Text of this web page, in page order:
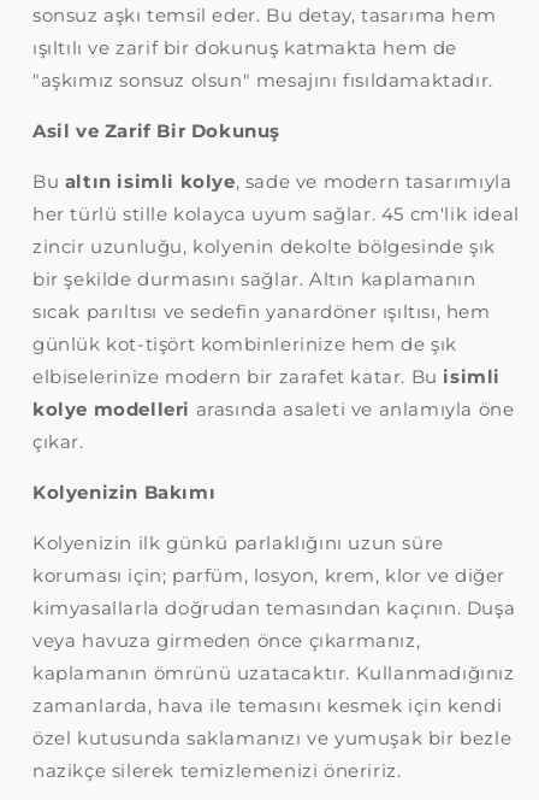
sonsuz aşkı temsil eder. Bu detay, tasarıma hem
ışıltılı ve zarif bir dokunuş katmakta hem de
"aşkımız sonsuz olsun" mesajını fısıldamaktadır.
Asil ve Zarif Bir Dokunuş
Bu altın isimli kolye, sade ve modern tasarımıyla
her türlü stille kolayca uyum sağlar. 45 cm'lik ideal
zincir uzunluğu, kolyenin dekolte bölgesinde şık
bir şekilde durmasını sağlar. Altın kaplamanın
sıcak parıltısı ve sedefin yanardöner ışıltısı, hem
günlük kot-tişört kombinlerinize hem de şık
elbiselerinize modern bir zarafet katar. Bu isimli
kolye modelleri arasında asaleti ve anlamıyla öne
çıkar.
Kolyenizin Bakımı
Kolyenizin ilk günkü parlaklığını uzun süre
koruması için; parfüm, losyon, krem, klor ve diğer
kimyasallarla doğrudan temasından kaçının. Duşa
veya havuza girmeden önce çıkarmanız,
kaplamanın ömrünü uzatacaktır. Kullanmadığınız
zamanlarda, hava ile temasını kesmek için kendi
özel kutusunda saklamanızı ve yumuşak bir bezle
nazikçe silerek temizlemenizi öneririz.